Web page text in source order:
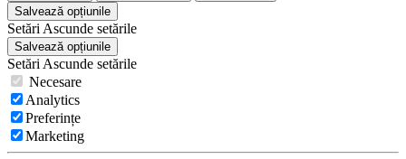
Salvează opțiunile
Setări Ascunde setările
Salvează opțiunile
Setări Ascunde setările
Necesare
Analytics
Preferințe
Marketing